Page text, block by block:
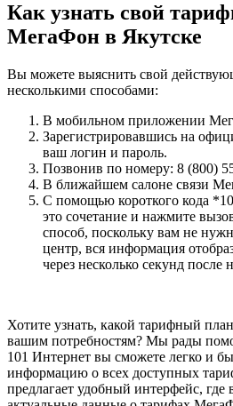
Как узнать свой
МегаФон в Якутске
Вы можете выяснить свой
несколькими способами:
В мобильном приложении
Зарегистрировавшись на
ваш логин и пароль.
Позвонив по номеру: 8 (800)
В ближайшем салоне связи
С помощью короткого кода
это сочетание и нажмите
способ, поскольку вам не
центр, вся информация
через несколько секунд
Хотите узнать, какой тарифный
вашим потребностям? Мы рады
101 Интернет вы сможете легко и
информацию о всех доступных
предлагает удобный интерфейс,